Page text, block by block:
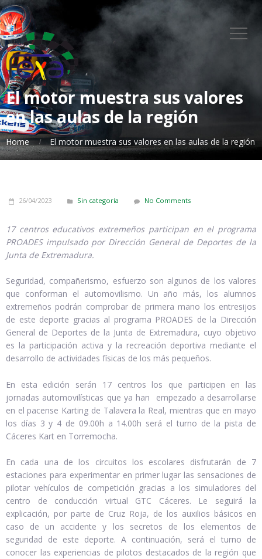
El motor muestra sus valores
en las aulas de la región
Home El motor muestra sus valores en las aulas de la región
26/04/2023 Sin categoría No Comments
17 centros educativos extremeños participan en el programa
PROADES impulsado por Dirección General de Deportes de la
Junta de Extremadura.
Seguridad, compañerismo, esfuerzo son algunos de los valores
que conforman el automovilismo. Un año más, los alumnos
extremeños podrán comprobar de primera mano los entresijos
de este deporte gracias al programa PROADES de la Dirección
General de Deportes de la Junta de Extremadura, cuyo objetivo
es la participación activa y la recreación deportiva mediante el
desarrollo de actividades físicas de los más pequeños.
En esta edición serán 17 centros los que participen en las
jornadas automovilísticas que ya han empezado a desarrollarse
en el pacense Karting de Talavera la Real, mientras que en mayo
los días 3 y 4 de 09.00h a 14.00h será el turno de la pista de
Cáceres Kart en Torremocha.
En cada una de los circuitos los escolares disfrutarán de 7
estaciones para experimentar en primer lugar las sensaciones de
pilotar vehículos de competición gracias a los simuladores del
centro de conducción virtual GTC Cáceres. Le seguirá la
explicación, por parte de Cruz Roja, de los auxilios básicos en
caso de un accidente y los secretos de los elementos de
seguridad de este deporte. A continuación, será el turno de
conocer las experiencias de pilotos destacados de la región que